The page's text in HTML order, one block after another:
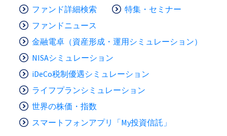
ファンド詳細検索
特集・セミナー
ファンドニュース
金融電卓（資産形成・運用シミュレーション）
NISAシミュレーション
iDeCo税制優遇シミュレーション
ライフプランシミュレーション
世界の株価・指数
スマートフォンアプリ「My投資信託」